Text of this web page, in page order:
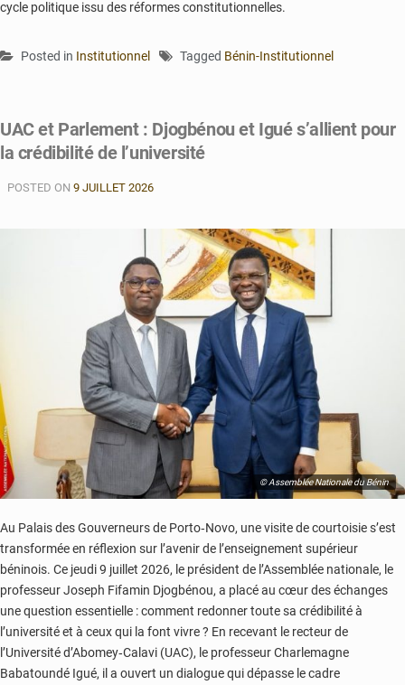
cycle politique issu des réformes constitutionnelles.
Posted in Institutionnel Tagged Bénin-Institutionnel
UAC et Parlement : Djogbénou et Igué s’allient pour
la crédibilité de l’université
POSTED ON 9 JUILLET 2026
© Assemblée Nationale du Bénin
Au Palais des Gouverneurs de Porto‑Novo, une visite de courtoisie s’est
transformée en réflexion sur l’avenir de l’enseignement supérieur
béninois. Ce jeudi 9 juillet 2026, le président de l’Assemblée nationale, le
professeur Joseph Fifamin Djogbénou, a placé au cœur des échanges
une question essentielle : comment redonner toute sa crédibilité à
l’université et à ceux qui la font vivre ? En recevant le recteur de
l’Université d’Abomey‑Calavi (UAC), le professeur Charlemagne
Babatoundé Igué, il a ouvert un dialogue qui dépasse le cadre